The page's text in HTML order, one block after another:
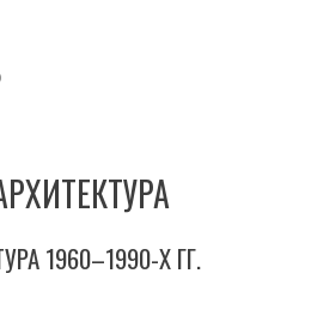
1960–1990-Х ГГ.